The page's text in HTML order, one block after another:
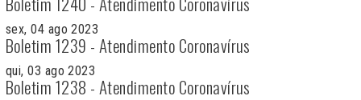
sex, 04 ago 2023
Boletim 1239 - Atendimento Coronavírus
qui, 03 ago 2023
Boletim 1238 - Atendimento Coronavírus